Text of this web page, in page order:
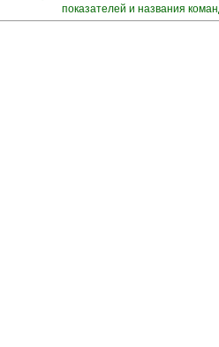
показателей и названия